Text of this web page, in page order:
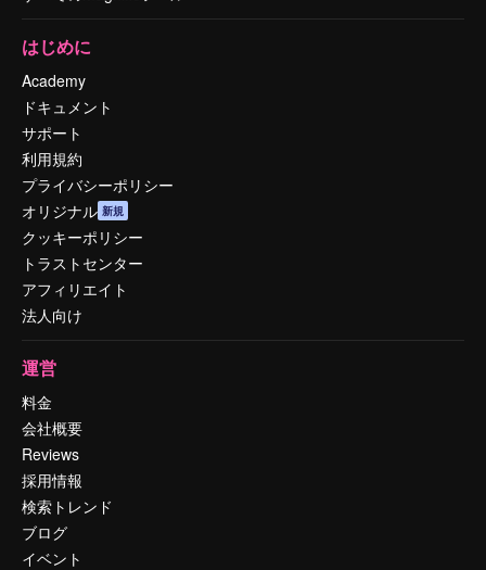
はじめに
Academy
ドキュメント
サポート
利用規約
プライバシーポリシー
オリジナル 新規
クッキーポリシー
トラストセンター
アフィリエイト
法人向け
運営
料金
会社概要
Reviews
採用情報
検索トレンド
ブログ
イベント